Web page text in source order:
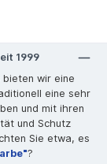
1999
wir eine
eine sehr
und mit ihren
und Schutz
Sie etwa, es
?